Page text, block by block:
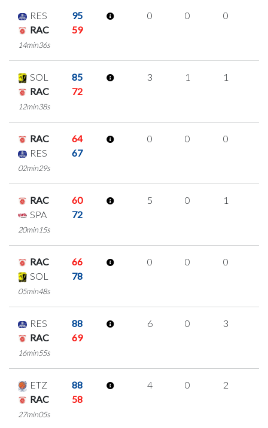
RES
95
RAC
59
14min36s
0 0 0
SOL
85
RAC
72
12min38s
3 1 1
RAC
64
RES
67
02min29s
0 0 0
RAC
60
SPA
72
20min15s
5 0 1
RAC
66
SOL
78
05min48s
0 0 0
RES
88
RAC
69
16min55s
6 0 3
ETZ
88
RAC
58
27min05s
4 0 2